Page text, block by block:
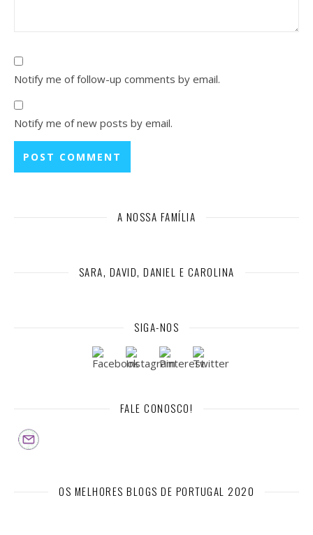
Notify me of follow-up comments by email.
Notify me of new posts by email.
A NOSSA FAMÍLIA
SARA, DAVID, DANIEL E CAROLINA
SIGA-NOS
FALE CONOSCO!
OS MELHORES BLOGS DE PORTUGAL 2020